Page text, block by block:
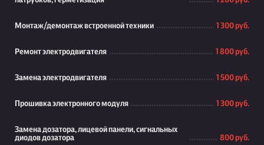
Монтаж/демонтаж встроенной техники 1 300 руб.
Ремонт электродвигателя 1 800 руб.
Замена электродвигателя 1 500 руб.
Прошивка электронного модуля 1 300 руб.
Замена дозатора, лицевой панели, сигнальных
диодов дозатора
800 руб.